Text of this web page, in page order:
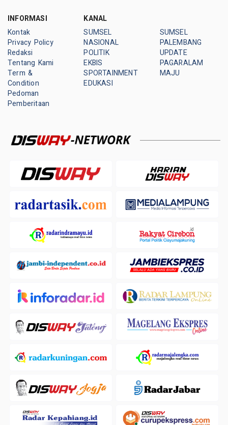
INFORMASI
Kontak
Privacy Policy
Redaksi
Tentang Kami
Term &
Condition
Pedoman
Pemberitaan
KANAL
SUMSEL
NASIONAL
POLITIK
EKBIS
SPORTAINMENT
EDUKASI
SUMSEL
PALEMBANG
UPDATE
PAGARALAM
MAJU